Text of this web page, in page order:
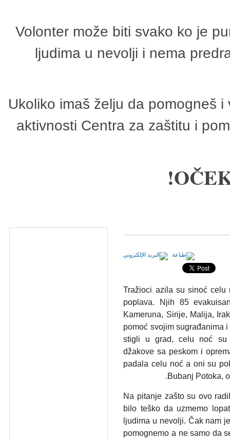
Volonter može biti svako ko je
ljudima u nevolji i nema
Ukoliko imaš želju da pomogneš
aktivnosti Centra za zaštitu i
Tražioci azila su sinoć
poplava. Njih 85
Kameruna, Sirije, Malija,
pomoć svojim sugrađanima
stigli u grad, celu noć su
džakove sa peskom i
padala celu noć a oni su
Bubanj Potoka,
Na pitanje zašto su ovo
bilo teško da uzmemo
ljudima u nevolji. Čak nam
pomognemo a ne samo da